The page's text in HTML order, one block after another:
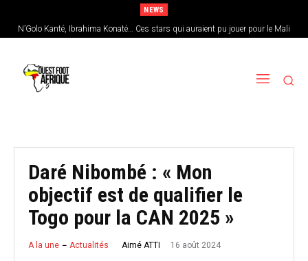
NEWS
N’Golo Kanté, Ibrahima Konaté… Ces stars qui auraient pu jouer pour le Mali
Sénégal : Patrick Vieira en pole position pour remplacer Pape Thiaw
Daré Nibombé : « Mon
objectif est de qualifier le
Togo pour la CAN 2025 »
A la une Actualités Aimé ATTI 16 août 2024